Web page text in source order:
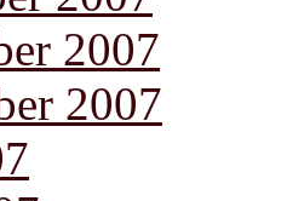
2007
2007